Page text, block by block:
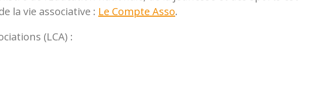
la vie associative : Le Compte Asso.
(LCA) :